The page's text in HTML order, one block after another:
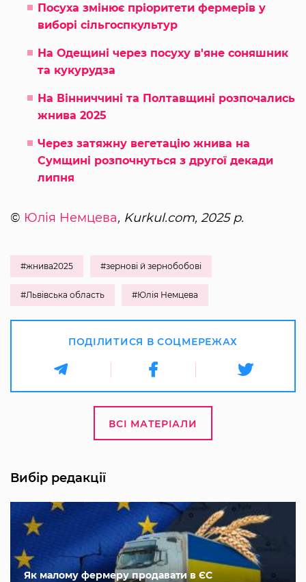
Посуха змінює пріоритети фермерів у
виборі сільгоспкультур
На Одещині через посуху в'яне соняшник
та кукурудза
На Вінниччині та Полтавщині розпочались
жнива 2025
Через затяжну вегетацію жнива на
Сумщині розпочнуться з другої декади
липня
© Юлія Немцева, Kurkul.com, 2025 р.
#жнива2025 #зернові й зернобобові
#Львівська область #Юлія Немцева
ПОДІЛИТИСЯ В СОЦМЕРЕЖАХ
ВСІ МАТЕРІАЛИ
Вибір редакції
Як малому фермеру продавати в ЄС